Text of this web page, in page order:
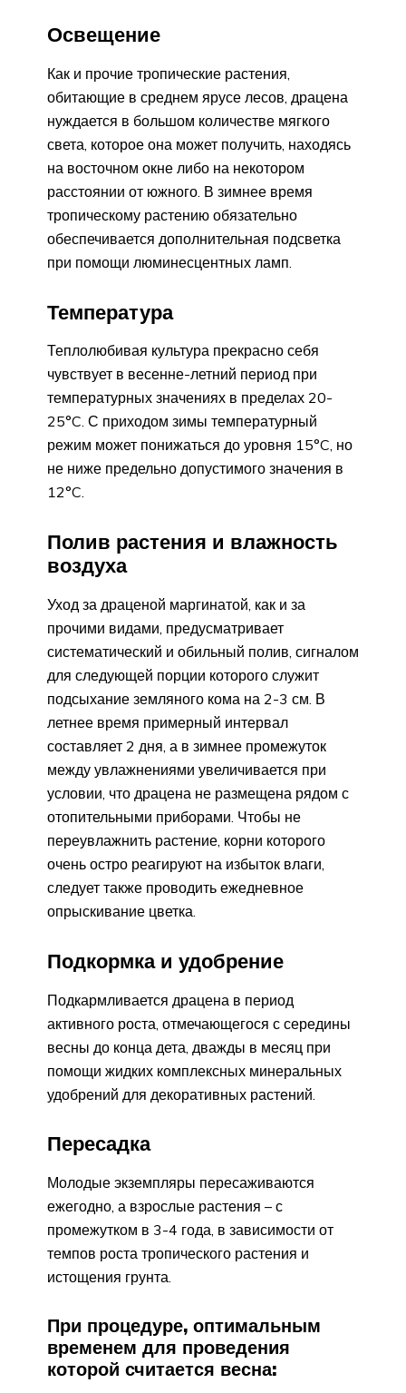
Освещение
Как и прочие тропические растения,
обитающие в среднем ярусе лесов, драцена
нуждается в большом количестве мягкого
света, которое она может получить, находясь
на восточном окне либо на некотором
расстоянии от южного. В зимнее время
тропическому растению обязательно
обеспечивается дополнительная подсветка
при помощи люминесцентных ламп.
Температура
Теплолюбивая культура прекрасно себя
чувствует в весенне-летний период при
температурных значениях в пределах 20-
25°C. С приходом зимы температурный
режим может понижаться до уровня 15°C, но
не ниже предельно допустимого значения в
12°C.
Полив растения и влажность
воздуха
Уход за драценой маргинатой, как и за
прочими видами, предусматривает
систематический и обильный полив, сигналом
для следующей порции которого служит
подсыхание земляного кома на 2-3 см. В
летнее время примерный интервал
составляет 2 дня, а в зимнее промежуток
между увлажнениями увеличивается при
условии, что драцена не размещена рядом с
отопительными приборами. Чтобы не
переувлажнить растение, корни которого
очень остро реагируют на избыток влаги,
следует также проводить ежедневное
опрыскивание цветка.
Подкормка и удобрение
Подкармливается драцена в период
активного роста, отмечающегося с середины
весны до конца дета, дважды в месяц при
помощи жидких комплексных минеральных
удобрений для декоративных растений.
Пересадка
Молодые экземпляры пересаживаются
ежегодно, а взрослые растения – с
промежутком в 3-4 года, в зависимости от
темпов роста тропического растения и
истощения грунта.
При процедуре, оптимальным
временем для проведения
которой считается весна: